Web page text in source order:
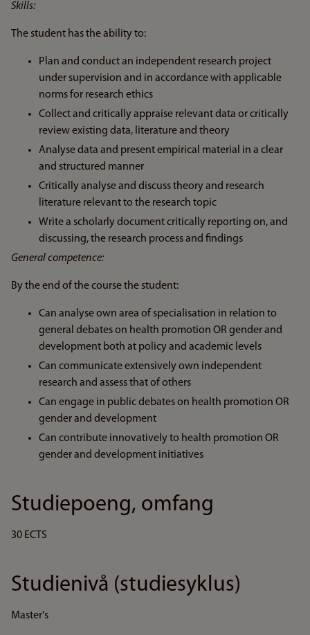
Skills:
The student has the ability to:
Plan and conduct an independent research project
under supervision and in accordance with applicable
norms for research ethics
Collect and critically appraise relevant data or critically
review existing data, literature and theory
Analyse data and present empirical material in a clear
and structured manner
Critically analyse and discuss theory and research
literature relevant to the research topic
Write a scholarly document critically reporting on, and
discussing, the research process and findings
General competence:
By the end of the course the student:
Can analyse own area of specialisation in relation to
general debates on health promotion OR gender and
development both at policy and academic levels
Can communicate extensively own independent
research and assess that of others
Can engage in public debates on health promotion OR
gender and development
Can contribute innovatively to health promotion OR
gender and development initiatives
Studiepoeng, omfang
30 ECTS
Studienivå (studiesyklus)
Master's